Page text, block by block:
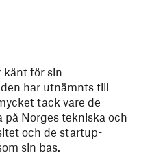
känt för sin
har utnämnts till
tack vare de
Norges tekniska och
och de startup-
sin bas.